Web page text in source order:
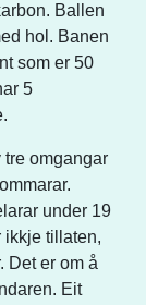
Ballen
hol. Banen
som er 50
5
omgangar
under 19
ikkje tillaten,
Det er om å
Eit